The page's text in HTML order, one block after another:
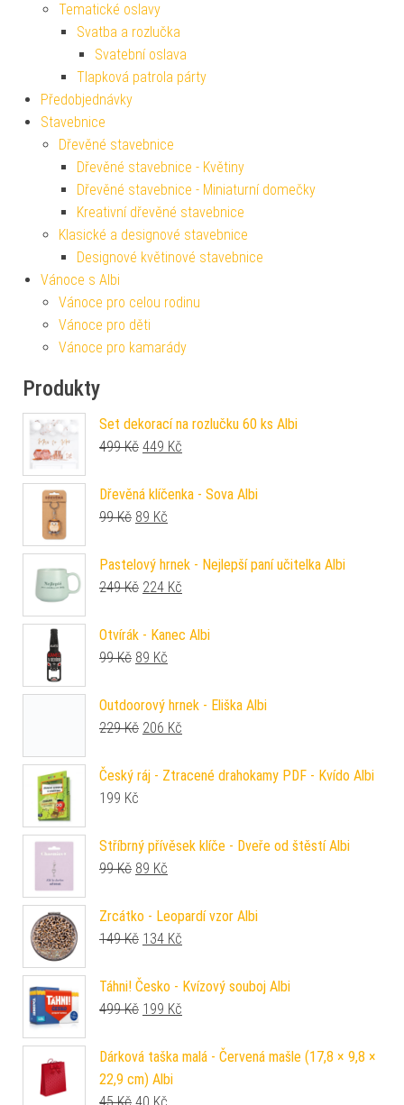
Tematické oslavy
Svatba a rozlučka
Svatební oslava
Tlapková patrola párty
Předobjednávky
Stavebnice
Dřevěné stavebnice
Dřevěné stavebnice - Květiny
Dřevěné stavebnice - Miniaturní domečky
Kreativní dřevěné stavebnice
Klasické a designové stavebnice
Designové květinové stavebnice
Vánoce s Albi
Vánoce pro celou rodinu
Vánoce pro děti
Vánoce pro kamarády
Produkty
Set dekorací na rozlučku 60 ks Albi
499Kč Původní cena byla: 499 Kč.
449 Kč
Dřevěná klíčenka - Sova Albi
99Kč Původní cena byla: 99 Kč.
89 Kč
Pastelový hrnek - Nejlepší paní učitelka Albi
249Kč Původní cena byla: 249 Kč.
224 Kč
Otvírák - Kanec Albi
99Kč Původní cena byla: 99 Kč.
89 Kč
Outdoorový hrnek - Eliška Albi
229Kč Původní cena byla: 229 Kč.
206 Kč
Český ráj - Ztracené drahokamy PDF - Kvído Albi
199 Kč
Stříbrný přívěsek klíče - Dveře od štěstí Albi
99Kč Původní cena byla: 99 Kč.
89 Kč
Zrcátko - Leopardí vzor Albi
149Kč Původní cena byla: 149 Kč.
134 Kč
Táhni! Česko - Kvízový souboj Albi
499Kč Původní cena byla: 499 Kč.
199 Kč
Dárková taška malá - Červená mašle (17,8 × 9,8 ×
22,9 cm) Albi
Původní cena byla: 45 Kč.